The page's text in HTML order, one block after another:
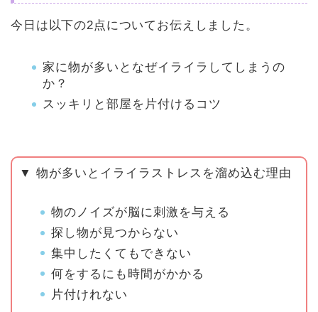
今日は以下の2点についてお伝えしました。
家に物が多いとなぜイライラしてしまうの
か？
スッキリと部屋を片付けるコツ
▼ 物が多いとイライラストレスを溜め込む理由
物のノイズが脳に刺激を与える
探し物が見つからない
集中したくてもできない
何をするにも時間がかかる
片付けれない